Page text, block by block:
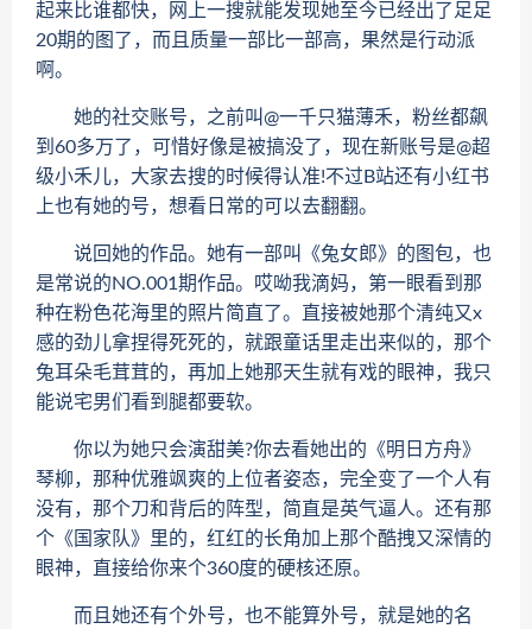
起来比谁都快，网上一搜就能发现她至今已经出了足足
20期的图了，而且质量一部比一部高，果然是行动派
啊。
她的社交账号，之前叫@一千只猫薄禾，粉丝都飙
到60多万了，可惜好像是被搞没了，现在新账号是@超
级小禾儿，大家去搜的时候得认准!不过B站还有小红书
上也有她的号，想看日常的可以去翻翻。
说回她的作品。她有一部叫《兔女郎》的图包，也
是常说的NO.001期作品。哎呦我滴妈，第一眼看到那
种在粉色花海里的照片简直了。直接被她那个清纯又x
感的劲儿拿捏得死死的，就跟童话里走出来似的，那个
兔耳朵毛茸茸的，再加上她那天生就有戏的眼神，我只
能说宅男们看到腿都要软。
你以为她只会演甜美?你去看她出的《明日方舟》
琴柳，那种优雅飒爽的上位者姿态，完全变了一个人有
没有，那个刀和背后的阵型，简直是英气逼人。还有那
个《国家队》里的，红红的长角加上那个酷拽又深情的
眼神，直接给你来个360度的硬核还原。
而且她还有个外号，也不能算外号，就是她的名